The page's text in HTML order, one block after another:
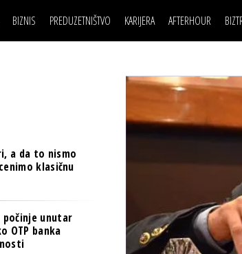
BIZNIS
BANKE
TECH I AI
BIZNIS & SPORT
PREDUZETNIŠTVO KARIJERA
LJUDI (HR)
MOJ UGAO
USAVRŠAVANJE
KNOW-HOW
AFTERHOUR
KNJIGE
AUTO SVET
WELLBEING
DANABIZNIS SCENA
BREND I KOMUNIKACIJE
OSIGURANJE
TECH I AI
PULS REGIONA
POSAO
MOJ UGAO
USAVRŠAVANJE
KNOW-HOW
FILM I SCENA
AUTO SVET
STIL
WELLBEING
a da to nismo
klasičnu
počinje unutar
OTP banka